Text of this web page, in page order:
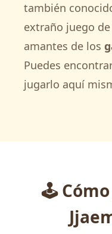
también
extraño juego de
amantes de los
Puedes
jugarlo aquí
🕹️